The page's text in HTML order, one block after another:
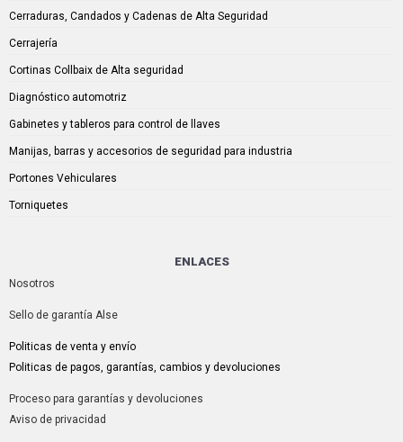
Cerraduras, Candados y Cadenas de Alta Seguridad
Cerrajería
Cortinas Collbaix de Alta seguridad
Diagnóstico automotriz
Gabinetes y tableros para control de llaves
Manijas, barras y accesorios de seguridad para industria
Portones Vehiculares
Torniquetes
ENLACES
Nosotros
Sello de garantía Alse
Politicas de venta y envío
Politicas de pagos, garantías, cambios y devoluciones
Proceso para garantías y devoluciones
Aviso de privacidad